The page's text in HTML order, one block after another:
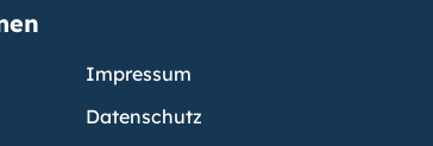
Impressum
Datenschutz